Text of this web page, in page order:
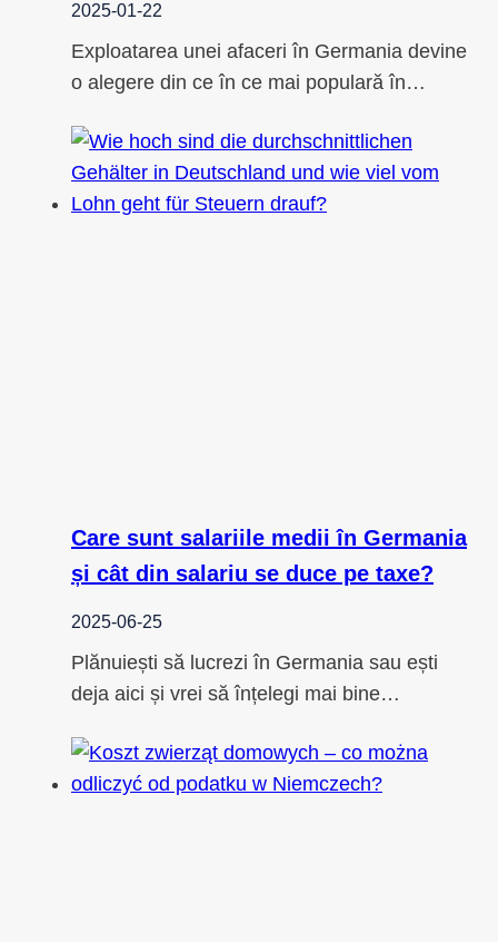
2025-01-22
Exploatarea unei afaceri în Germania devine
o alegere din ce în ce mai populară în…
Care sunt salariile medii în Germania
și cât din salariu se duce pe taxe?
2025-06-25
Plănuiești să lucrezi în Germania sau ești
deja aici și vrei să înțelegi mai bine…